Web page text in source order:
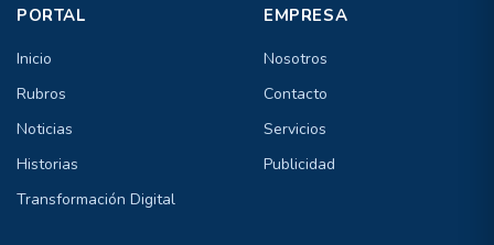
PORTAL
Inicio
Rubros
Noticias
Historias
Transformación Digital
EMPRESA
Nosotros
Contacto
Servicios
Publicidad